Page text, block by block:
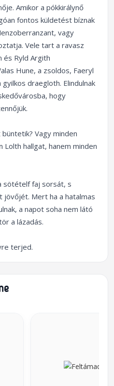
Amikor a pókkirálynő
fontos küldetést bíznak
vagy
Vele tart a ravasz
és Ryld Argith
Hune, a zsoldos, Faeryl
draegloth. Elindulnak
hogy
Vagy minden
hallgat, hanem minden
sötételf faj sorsát, s
Mert ha a hatalmas
a napot soha nem látó
a lázadás.
terjed.